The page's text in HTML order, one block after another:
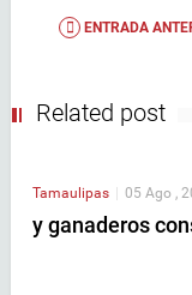
ENTRADA
Related post
Tamaulipas 05 Ago ,
y ganaderos